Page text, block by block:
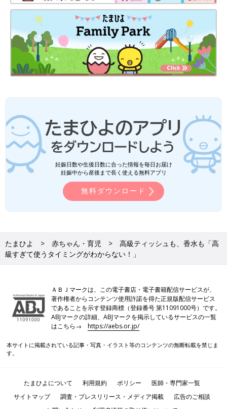
妊娠日数や生後日数に合った情報を毎日お届け
妊娠中から産後まで長く使える無料アプリ
無料ダウンロード
たまひよ 赤ちゃん・育児
高級ティッシュも、香水も「高
級すぎて使うタイミングがわからない！」
ＡＢＪマークは、この電子書店・電子書籍配信サービスが、
著作権者からコンテンツ使用許諾を得た正規版配信サービス
であることを示す登録商標（登録番号 第11091000号）です。
ABJマークの詳細、ABJマークを掲示しているサービスの一覧
はこちら→https://aebs.or.jp/
本サイトに掲載されている記事・写真・イラスト等のコンテンツの無断転載を禁じま
す。
たまひよについて 利用規約 ポリシー
医師・専門家一覧
サイトマップ
調査・プレスリリース・メディア掲載
広告のご相談